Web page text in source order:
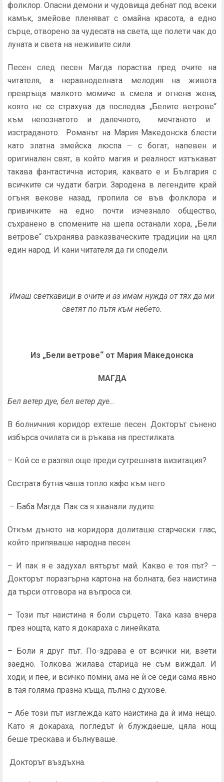
фолклор. Опасни демони и чудовища дебнат под всеки
камък, змейове пленяват с омайна красота, а едно
сърце, отворено за чудесата на света, ще полети чак до
луната и света на неживите сили.
Песен след песен Магда пораства пред очите на
читателя, а неравноделната мелодия на живота
превръща малкото момиче в смела и огнена жена,
която не се страхува да последва „Белите ветрове“
към непознатото и далечното, мечтаното и
изстраданото. Романът на Мария Македонска блести
като златна змейска люспа – с богат, напевен и
оригинален свят, в който магия и реалност изтъкават
такава фантастична история, каквато е и България с
всичките си чудати багри.Зародена в легендите край
огъня векове назад, пропила се във фолклора и
привичките на едно почти изчезнало общество,
съхранено в спомените на шепа останали хора, „Бели
ветрове“ съхранява разказваческите традиции на цял
един народ. И кани читателя да ги сподели.
Имаш светкавици в очите и аз имам нужда от тях да ми
светят по пътя към небето.
Из „Бели ветрове“ от Мария Македонска
МАГДА
Бел ветер дуе, бел ветер дуе…
В болничния коридор ехтеше песен. Докторът сънено
избърса очилата си в ръкава на престилката.
– Кой се е разпял още преди сутрешната визитация?
Сестрата бутна чаша топло кафе към него.
– Баба Магда. Пак са я хванали лудите.
Откъм дъното на коридора долиташе старчески глас,
който припяваше народна песен.
– И пак я е задухал вятърът май. Какво е тоя път? –
Докторът поразгърна картона на болната, без наистина
да търси отговора на въпроса си.
– Този път наистина я боли сърцето. Така каза вчера
през нощта, като я докараха с линейката.
– Боли я друг път. По-здрава е от всички ни, взети
заедно. Толкова жилава старица не съм виждал. И
ходи, и пее, и всичко помни, ама не ѝ се седи сама явно
в тая голяма празна къща, пълна с духове.
– Абе този път изглежда като наистина да ѝ има нещо.
Като я докараха, погледът ѝ блуждаеше, цяла нощ
беше трескава и бълнуваше.
Докторът въздъхна.